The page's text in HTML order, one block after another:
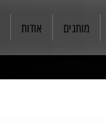
מותגים אודות